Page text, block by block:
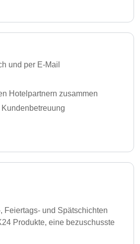
und per E-Mail
Hotelpartnern zusammen
Feiertags- und Spätschichten
Produkte, eine bezuschusste